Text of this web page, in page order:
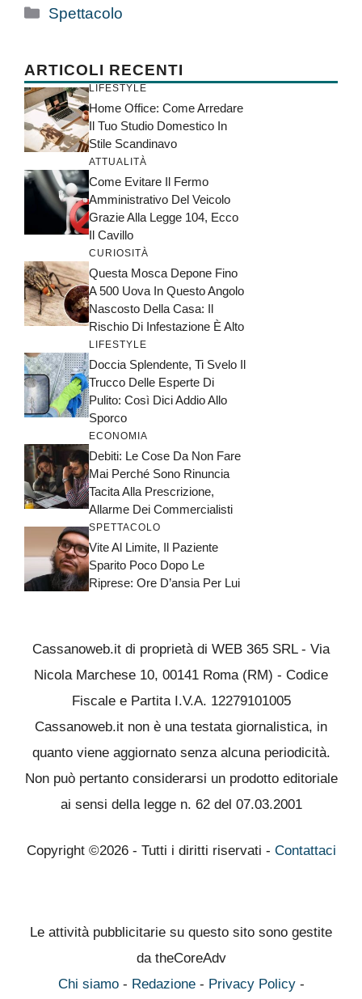
Categorie
Spettacolo
ARTICOLI RECENTI
LIFESTYLE
Home Office: Come Arredare
Il Tuo Studio Domestico In
Stile Scandinavo
ATTUALITÀ
Come Evitare Il Fermo
Amministrativo Del Veicolo
Grazie Alla Legge 104, Ecco
Il Cavillo
CURIOSITÀ
Questa Mosca Depone Fino
A 500 Uova In Questo Angolo
Nascosto Della Casa: Il
Rischio Di Infestazione È Alto
LIFESTYLE
Doccia Splendente, Ti Svelo Il
Trucco Delle Esperte Di
Pulito: Così Dici Addio Allo
Sporco
ECONOMIA
Debiti: Le Cose Da Non Fare
Mai Perché Sono Rinuncia
Tacita Alla Prescrizione,
Allarme Dei Commercialisti
SPETTACOLO
Vite Al Limite, Il Paziente
Sparito Poco Dopo Le
Riprese: Ore D’ansia Per Lui
Cassanoweb.it di proprietà di WEB 365 SRL - Via
Nicola Marchese 10, 00141 Roma (RM) - Codice
Fiscale e Partita I.V.A. 12279101005
Cassanoweb.it non è una testata giornalistica, in
quanto viene aggiornato senza alcuna periodicità.
Non può pertanto considerarsi un prodotto editoriale
ai sensi della legge n. 62 del 07.03.2001
Copyright ©2026 - Tutti i diritti riservati - Contattaci
Le attività pubblicitarie su questo sito sono gestite
da theCoreAdv
Chi siamo- Redazione- Privacy Policy-